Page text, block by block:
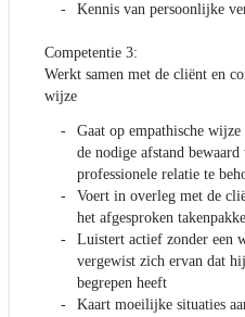
Kennis van persoonlijke
Competentie 3:
Werkt samen met de cliënt en
wijze
Gaat op empathische
de nodige afstand
professionele relatie te
Voert in overleg met de
het afgesproken
Luistert actief zonder een
vergewist zich ervan dat
begrepen heeft
Kaart moeilijke situaties